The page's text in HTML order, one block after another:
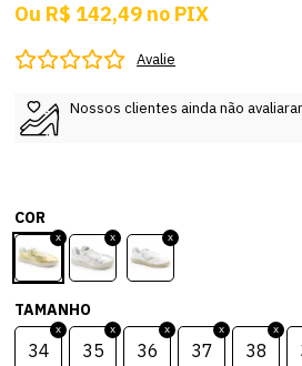
Ou R$ 142,49 no PIX
Avalie
Nossos clientes ainda não
COR
TAMANHO
34 35 36 37 38